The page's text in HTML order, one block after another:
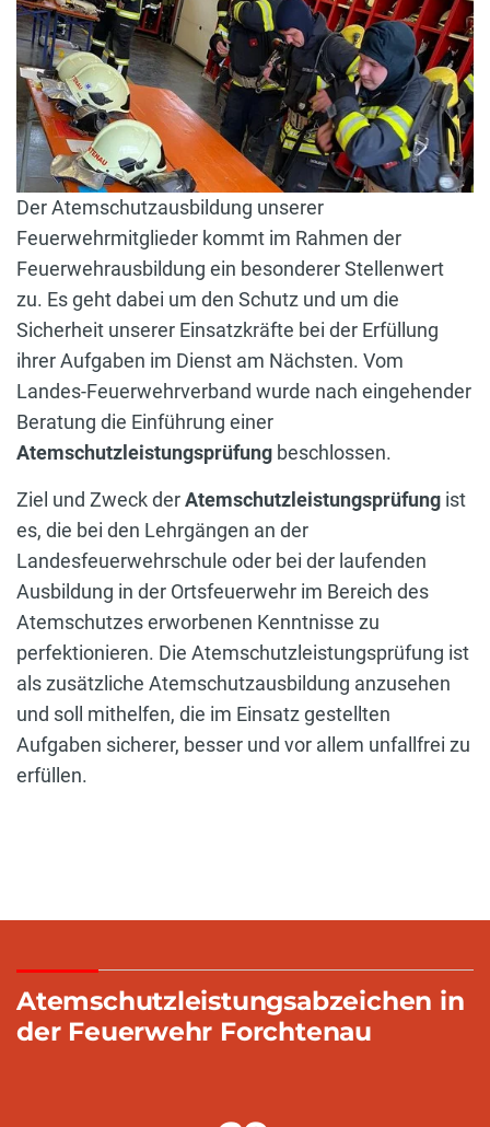
Der Atemschutzausbildung unserer
Feuerwehrmitglieder kommt im Rahmen der
Feuerwehrausbildung ein besonderer Stellenwert
zu. Es geht dabei um den Schutz und um die
Sicherheit unserer Einsatzkräfte bei der Erfüllung
ihrer Aufgaben im Dienst am Nächsten. Vom
Landes-Feuerwehrverband wurde nach eingehender
Beratung die Einführung einer
Atemschutzleistungsprüfung beschlossen.
Ziel und Zweck derAtemschutzleistungsprüfung ist
es, die bei den Lehrgängen an der
Landesfeuerwehrschule oder bei der laufenden
Ausbildung in der Ortsfeuerwehr im Bereich des
Atemschutzes erworbenen Kenntnisse zu
perfektionieren. Die Atemschutzleistungsprüfung ist
als zusätzliche Atemschutzausbildung anzusehen
und soll mithelfen, die im Einsatz gestellten
Aufgaben sicherer, besser und vor allem unfallfrei zu
erfüllen.
Atemschutzleistungsabzeichen in
der Feuerwehr Forchtenau